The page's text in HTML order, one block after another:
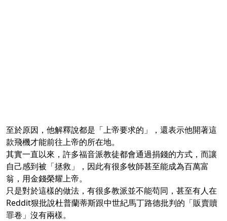
至於原因，他解釋說都是「上帝要求的」，還表示他開著這
款飛機才能前往上帝的所在地。
其實一直以來，許多福音派教徒都會通過捐錢的方式，而讓
自己感到被「拯救」，因此有很多牧師甚至能成為百萬富
翁，用金錢榮耀上帝。
只是對於這樣的做法，有很多教派並不能苟同，甚至有人在
Reddit狠批說杜普蘭蒂斯跟中世紀馬丁路德批判的「販賣贖
罪卷」沒有兩樣。